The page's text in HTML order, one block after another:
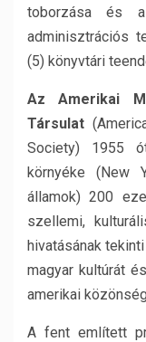
toborzása és
adminisztrációs
(5) könyvtári
Az Amerikai
Társulat
Society) 1955
környéke (New
államok) 200
szellemi,
hivatásának
magyar kultúrát
amerikai
A fent említett